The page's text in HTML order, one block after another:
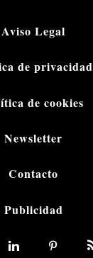
Aviso Legal
de privacidad
de cookies
Newsletter
Contacto
Publicidad